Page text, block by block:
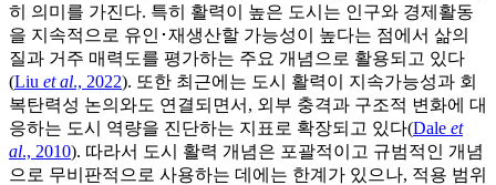
히 의미를 가진다. 특히 활력이 높은 도시는 인구와 경제활동
을 지속적으로 유인･재생산할 가능성이 높다는 점에서 삶의
질과 거주 매력도를 평가하는 주요 개념으로 활용되고 있다
(Liu et al., 2022). 또한 최근에는 도시 활력이 지속가능성과 회
복탄력성 논의와도 연결되면서, 외부 충격과 구조적 변화에 대
응하는 도시 역량을 진단하는 지표로 확장되고 있다(Dale et
al., 2010). 따라서 도시 활력 개념은 포괄적이고 규범적인 개념
으로 무비판적으로 사용하는 데에는 한계가 있으나, 적용 범위